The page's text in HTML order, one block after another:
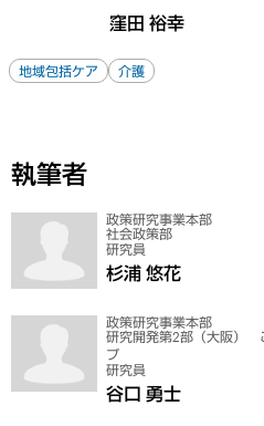
窪田 裕幸
地域包括ケア 介護
執筆者
政策研究事業本部
社会政策部
研究員
杉浦 悠花
政策研究事業本部
研究開発第2部（大阪）
プ
研究員
谷口 勇士